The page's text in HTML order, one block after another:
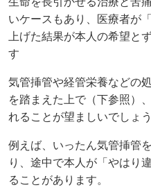
いケースもあり、医療者が
上げた結果が本人の希望と
す
気管挿管や経管栄養などの
を踏まえた上で（下参照）
れることが望ましいでしょう
例えば、いったん気管挿管
り、途中で本人が「やはり
ることがあります。